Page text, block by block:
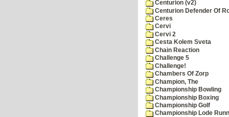
Centurion (v2)
Centurion Defender Of
Ceres
Cervi
Cervi 2
Cesta Kolem Sveta
Chain Reaction
Challenge 5
Challenge!
Chambers Of Zorp
Champion, The
Championship Bowling
Championship Boxing
Championship Golf
Championship Lode